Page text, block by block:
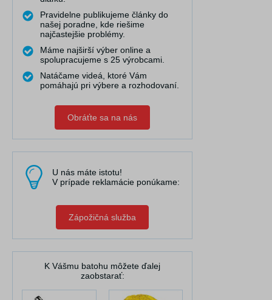
Pravidelne publikujeme články do
našej poradne, kde riešime
najčastejšie problémy.
Máme najširší výber online a
spolupracujeme s 25 výrobcami.
Natáčame videá, ktoré Vám
pomáhajú pri výbere a rozhodovaní.
Obráťte sa na nás
U nás máte istotu!
V prípade reklamácie ponúkame:
Zápožičná služba
K Vášmu batohu môžete ďalej
zaobstarať: